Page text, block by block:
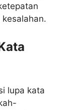
lupa kata